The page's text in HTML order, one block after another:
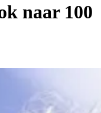
naar 100